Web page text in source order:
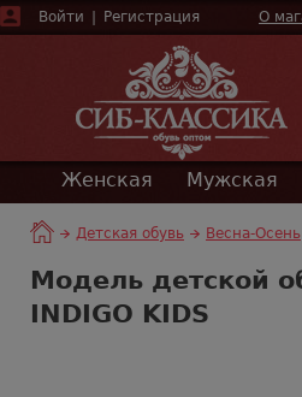
Войти Регистрация О
Женская Мужская
Детская обувь Весна-Осень
Модель детской
INDIGO KIDS